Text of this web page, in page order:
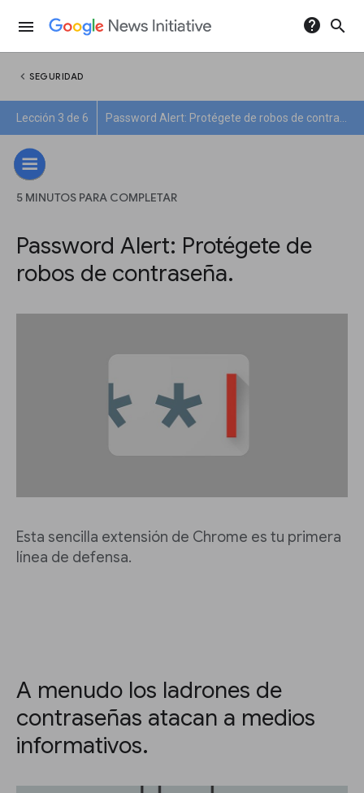
menu help search
chevron_left SEGURIDAD
Lección 3 de 6
5 MINUTOS PARA COMPLETAR
Password Alert: Protégete de
robos de contraseña.
Esta sencilla extensión de Chrome es tu primera
línea de defensa.
A menudo los ladrones de
contraseñas atacan a medios
informativos.